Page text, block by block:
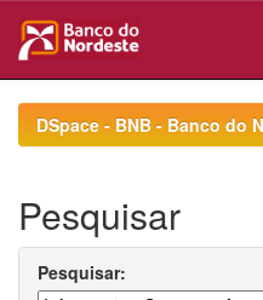
navigationDSpace - BNB - Banco do
Pesquisar
Pesquisar: